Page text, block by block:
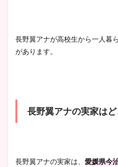
長野翼アナが高校生から一人暮
があります。
長野翼アナの実家はど
長野翼アナの実家は、 愛媛県今